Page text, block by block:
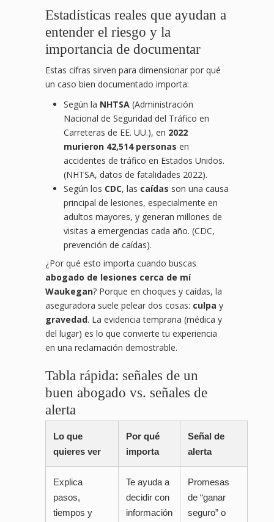
Estadísticas reales que ayudan a
entender el riesgo y la
importancia de documentar
Estas cifras sirven para dimensionar por qué
un caso bien documentado importa:
Según la NHTSA (Administración
Nacional de Seguridad del Tráfico en
Carreteras de EE. UU.), en 2022
murieron 42,514 personas en
accidentes de tráfico en Estados Unidos.
(NHTSA, datos de fatalidades 2022).
Según los CDC, las caídas son una causa
principal de lesiones, especialmente en
adultos mayores, y generan millones de
visitas a emergencias cada año. (CDC,
prevención de caídas).
¿Por qué esto importa cuando buscas
abogado de lesiones cerca de mí
Waukegan? Porque en choques y caídas, la
aseguradora suele pelear dos cosas: culpa y
gravedad. La evidencia temprana (médica y
del lugar) es lo que convierte tu experiencia
en una reclamación demostrable.
Tabla rápida: señales de un
buen abogado vs. señales de
alerta
Lo que
quieres ver
Por qué
importa
Señal de
alerta
Explica
pasos,
tiempos y
Te ayuda a
decidir con
información
Promesas
de “ganar
seguro” o